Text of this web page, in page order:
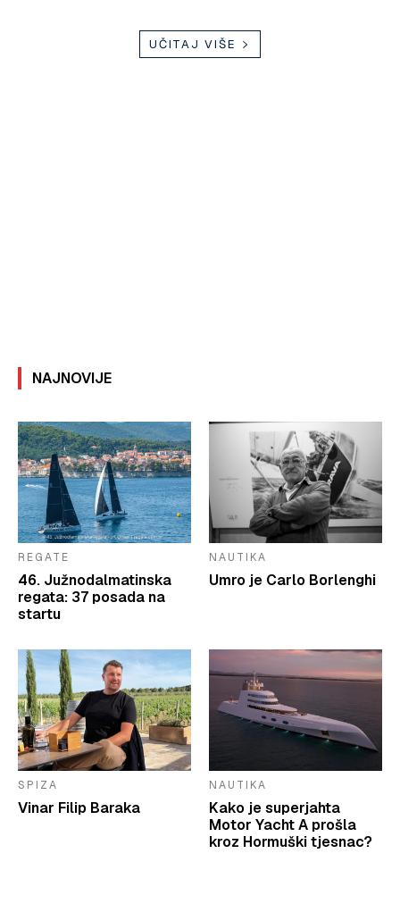
UČITAJ VIŠE
NAJNOVIJE
REGATE
46. Južnodalmatinska
regata: 37 posada na
startu
NAUTIKA
Umro je Carlo Borlenghi
SPIZA
Vinar Filip Baraka
NAUTIKA
Kako je superjahta
Motor Yacht A prošla
kroz Hormuški tjesnac?